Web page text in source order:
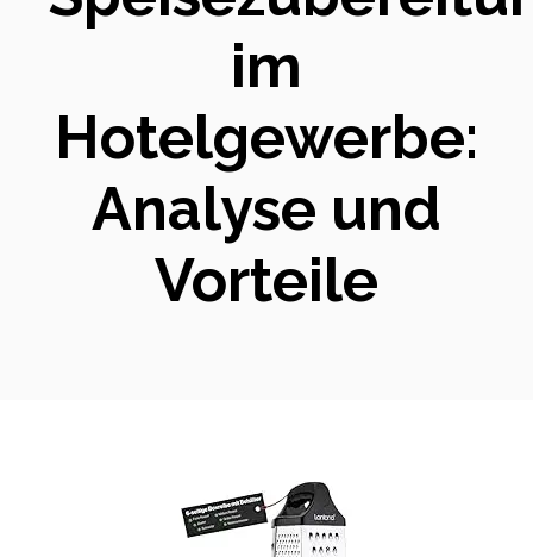
im
Hotelgewerbe:
Analyse und
Vorteile